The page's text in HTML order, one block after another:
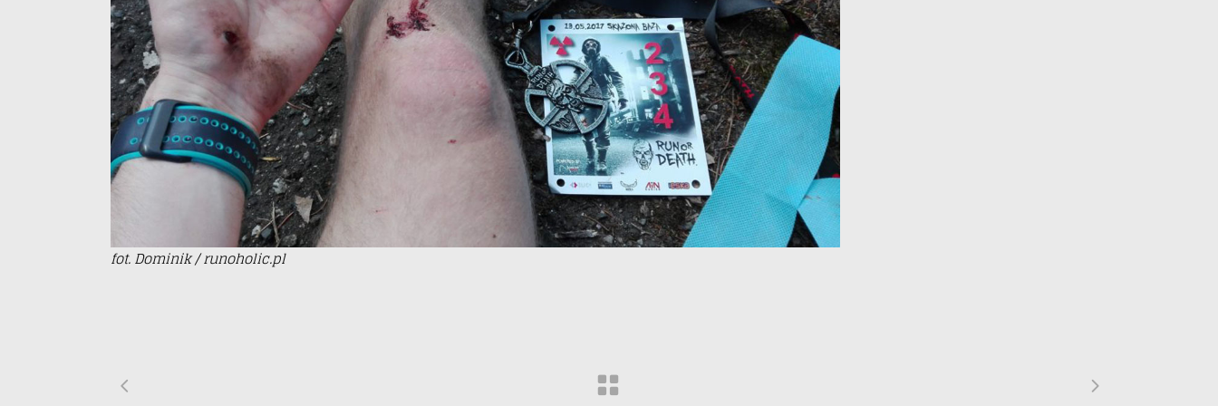
fot. Dominik / runoholic.pl